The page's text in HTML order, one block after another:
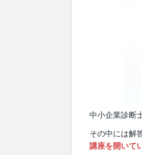
中小企業診断
その中には解
講座を開いて